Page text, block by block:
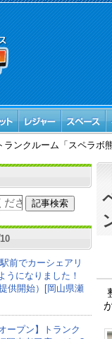
ランクルーム「スペラボ
前でカーシェアリ
うになりました！
供開始）[岡山県瀬
ープン】トランク